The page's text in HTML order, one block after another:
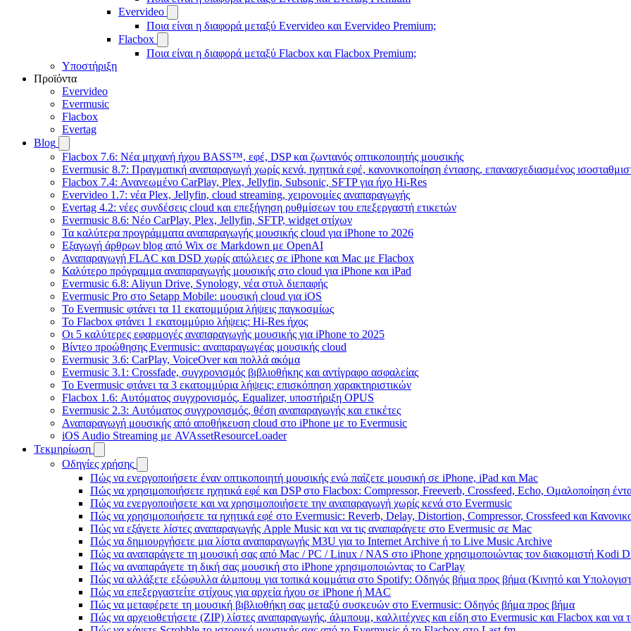
Evervideo
Ποια είναι η διαφορά μεταξύ Evervideo και Evervideo Premium;
Flacbox
Ποια είναι η διαφορά μεταξύ Flacbox και Flacbox Premium;
Υποστήριξη
Προϊόντα
Evervideo
Evermusic
Flacbox
Evertag
Blog
Flacbox 7.6: Νέα μηχανή ήχου BASS™, εφέ, DSP και ζωντανός οπτικοποιητής μουσικής
Evermusic 8.7: Πραγματική αναπαραγωγή χωρίς κενά, ηχητικά εφέ, κανονικοποίηση έντασης, επανασχεδιασμένος
Flacbox 7.4: Ανανεωμένο CarPlay, Plex, Jellyfin, Subsonic, SFTP για ήχο Hi-Res
Evervideo 1.7: νέα Plex, Jellyfin, cloud streaming, χειρονομίες αναπαραγωγής
Evertag 4.2: νέες συνδέσεις cloud και επεξήγηση ρυθμίσεων του επεξεργαστή ετικετών
Evermusic 8.6: Νέο CarPlay, Plex, Jellyfin, SFTP, widget στίχων
Τα καλύτερα προγράμματα αναπαραγωγής μουσικής cloud για iPhone το 2026
Εξαγωγή άρθρων blog από Wix σε Markdown με OpenAI
Αναπαραγωγή FLAC και DSD χωρίς απώλειες σε iPhone και Mac με Flacbox
Καλύτερο πρόγραμμα αναπαραγωγής μουσικής στο cloud για iPhone και iPad
Evermusic 6.8: Aliyun Drive, Synology, νέα στυλ διεπαφής
Evermusic Pro στο Setapp Mobile: μουσική cloud για iOS
Το Evermusic φτάνει τα 11 εκατομμύρια λήψεις παγκοσμίως
Το Flacbox φτάνει 1 εκατομμύριο λήψεις: Hi-Res ήχος
Οι 5 καλύτερες εφαρμογές αναπαραγωγής μουσικής για iPhone το 2025
Βίντεο προώθησης Evermusic: αναπαραγωγέας μουσικής cloud
Evermusic 3.6: CarPlay, VoiceOver και πολλά ακόμα
Evermusic 3.1: Crossfade, συγχρονισμός βιβλιοθήκης και αντίγραφο ασφαλείας
Το Evermusic φτάνει τα 3 εκατομμύρια λήψεις: επισκόπηση χαρακτηριστικών
Flacbox 1.6: Αυτόματος συγχρονισμός, Equalizer, υποστήριξη OPUS
Evermusic 2.3: Αυτόματος συγχρονισμός, θέση αναπαραγωγής και ετικέτες
Αναπαραγωγή μουσικής από αποθήκευση cloud στο iPhone με το Evermusic
iOS Audio Streaming με AVAssetResourceLoader
Τεκμηρίωση
Οδηγίες χρήσης
Πώς να ενεργοποιήσετε έναν οπτικοποιητή μουσικής ενώ παίζετε μουσική σε iPhone, iPad και Mac
Πώς να χρησιμοποιήσετε ηχητικά εφέ και DSP στο Flacbox: Compressor, Freeverb, Crossfeed, Echo, Ομαλοποίηση
Πώς να ενεργοποιήσετε και να χρησιμοποιήσετε την αναπαραγωγή χωρίς κενά στο Evermusic
Πώς να χρησιμοποιήσετε τα ηχητικά εφέ στο Evermusic: Reverb, Delay, Distortion, Compressor, Crossfeed και
Πώς να εξάγετε λίστες αναπαραγωγής Apple Music και να τις αναπαράγετε στο Evermusic σε Mac
Πώς να δημιουργήσετε μια λίστα αναπαραγωγής M3U για το Internet Archive ή το Live Music Archive
Πώς να αναπαράγετε τη μουσική σας από Mac / PC / Linux / NAS στο iPhone χρησιμοποιώντας τον διακομιστή Kodi
Πώς να αναπαράγετε τη δική σας μουσική στο iPhone χρησιμοποιώντας το CarPlay
Πώς να αλλάξετε εξώφυλλα άλμπουμ για τοπικά κομμάτια στο Spotify: Οδηγός βήμα προς βήμα (Κινητό και
Πώς να επεξεργαστείτε στίχους για αρχεία ήχου σε iPhone ή MAC
Πώς να μεταφέρετε τη μουσική βιβλιοθήκη σας μεταξύ συσκευών στο Evermusic: Οδηγός βήμα προς βήμα
Πώς να αρχειοθετήσετε (ZIP) λίστες αναπαραγωγής, άλμπουμ, καλλιτέχνες και είδη στο Evermusic και Flacbox και